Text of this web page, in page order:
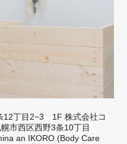
12丁目2−3 1F 株式会社コ
市西区西野3条10丁目
an IKORO (Body Care